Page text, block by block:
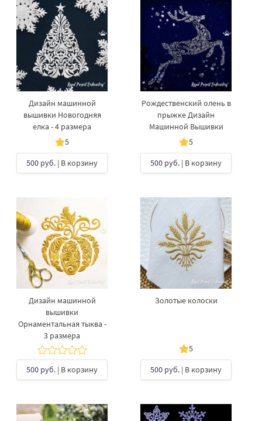
Дизайн машинной
вышивки Новогодняя
елка - 4 размера
5
500 руб. | В корзину
Рождественский олень в
прыжке Дизайн
Машинной Вышивки
5
500 руб. | В корзину
Дизайн машинной
вышивки
Орнаментальная тыква -
3 размера
500 руб. | В корзину
Золотые колоски
5
500 руб. | В корзину